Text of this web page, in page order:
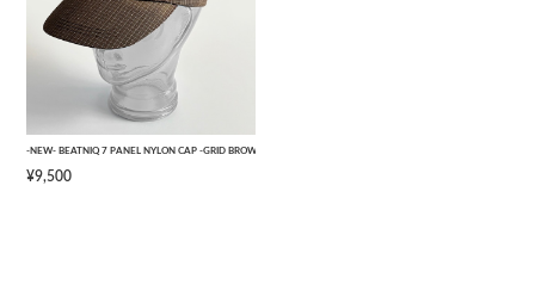
-NEW- BEATNIQ 7 PANEL NYLON CAP -GRID BROWN CAMOUFLAGE- [ONE SIZE]
¥9,500